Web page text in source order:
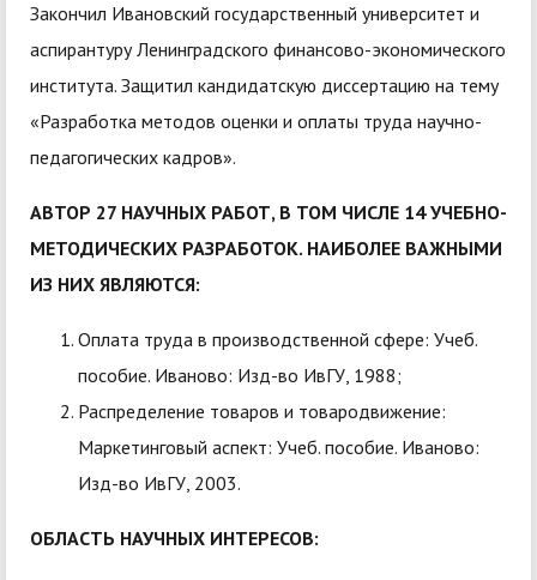
Закончил Ивановский государственный университет и
аспирантуру Ленинградского финансово-экономического
института. Защитил кандидатскую диссертацию на тему
«Разработка методов оценки и оплаты труда научно-
педагогических кадров».
АВТОР 27 НАУЧНЫХ РАБОТ, В ТОМ ЧИСЛЕ 14 УЧЕБНО-
МЕТОДИЧЕСКИХ РАЗРАБОТОК. НАИБОЛЕЕ ВАЖНЫМИ
ИЗ НИХ ЯВЛЯЮТСЯ:
Оплата труда в производственной сфере: Учеб.
пособие. Иваново: Изд-во ИвГУ, 1988;
Распределение товаров и товародвижение:
Маркетинговый аспект: Учеб. пособие. Иваново:
Изд-во ИвГУ, 2003.
ОБЛАСТЬ НАУЧНЫХ ИНТЕРЕСОВ: